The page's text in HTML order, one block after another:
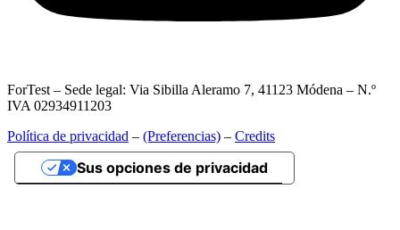
ForTest – Sede legal: Via Sibilla Aleramo 7, 41123 Módena – N.º
IVA 02934911203
Política de privacidad – (Preferencias) – Credits
Sus opciones de privacidad